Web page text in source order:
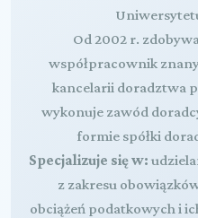
Od 2002 r.
współpracownik
kancelarii doradztwa
wykonuje zawód
formie spółki
Specjalizuje się w:
z zakresu
obciążeń podatkowych i